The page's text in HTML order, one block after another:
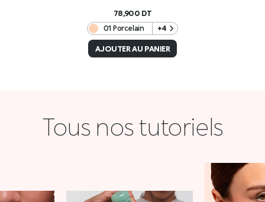
78,900 DT
01 Porcelain
+4
AJOUTER AU PANIER
Tous nos tutoriels